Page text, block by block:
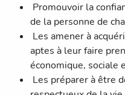
Promouvoir la
de la personne de
Les amener à
aptes à leur faire
économique, sociale
Les préparer à être